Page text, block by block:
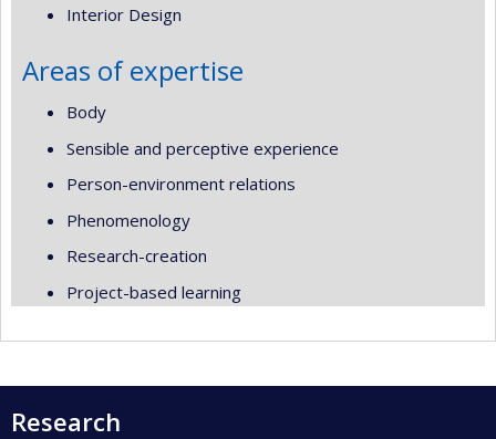
Interior Design
Areas of expertise
Body
Sensible and perceptive experience
Person-environment relations
Phenomenology
Research-creation
Project-based learning
Research